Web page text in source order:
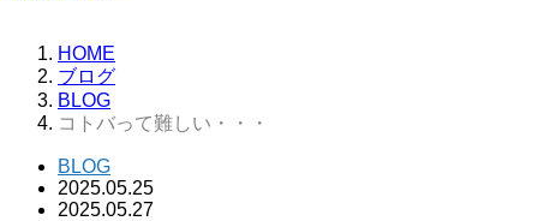
HOME
ブログ
BLOG
コトバって難しい・・・
BLOG
2025.05.25
2025.05.27